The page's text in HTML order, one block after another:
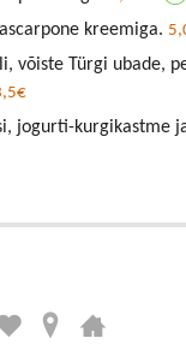
kreemiga.
võiste Türgi ubade,
jogurti-kurgikastme